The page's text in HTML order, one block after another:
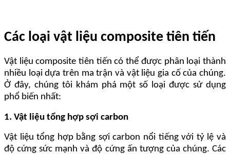
Các loại vật liệu composite tiên tiến
Vật liệu composite tiên tiến có thể được phân loại thành
nhiều loại dựa trên ma trận và vật liệu gia cố của chúng.
Ở đây, chúng tôi khám phá một số loại được sử dụng
phổ biến nhất:
1. Vật liệu tổng hợp sợi carbon
Vật liệu tổng hợp bằng sợi carbon nổi tiếng với tỷ lệ và
độ cứng sức mạnh và độ cứng ấn tượng của chúng. Các